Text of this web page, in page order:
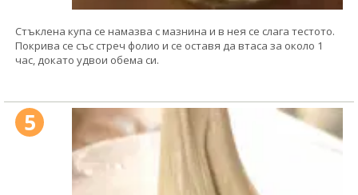
Стъклена купа се намазва с мазнина и в нея се слага тестото.
Покрива се със стреч фолио и се оставя да втаса за около 1
час, докато удвои обема си.
5